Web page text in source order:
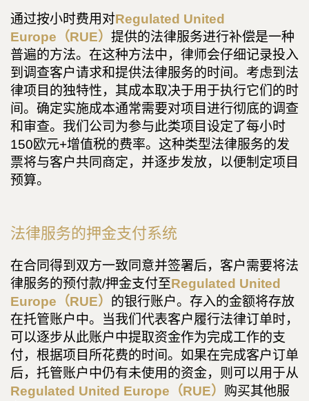
通过按小时费用对Regulated United
Europe（RUE） 提供的法律服务进行补偿是一种
普遍的方法。在这种方法中，律师会仔细记录投入
到调查客户请求和提供法律服务的时间。考虑到法
律项目的独特性，其成本取决于用于执行它们的时
间。确定实施成本通常需要对项目进行彻底的调查
和审查。我们公司为参与此类项目设定了每小时
150欧元+增值税的费率。这种类型法律服务的发
票将与客户共同商定，并逐步发放，以便制定项目
预算。
法律服务的押金支付系统
在合同得到双方一致同意并签署后，客户需要将法
律服务的预付款/押金支付至Regulated United
Europe（RUE） 的银行账户。存入的金额将存放
在托管账户中。当我们代表客户履行法律订单时，
可以逐步从此账户中提取资金作为完成工作的支
付，根据项目所花费的时间。如果在完成客户订单
后，托管账户中仍有未使用的资金，则可以用于从
Regulated United Europe（RUE） 购买其他服